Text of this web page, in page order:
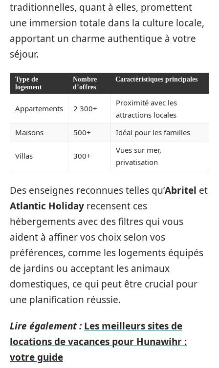
traditionnelles, quant à elles, promettent
une immersion totale dans la culture locale,
apportant un charme authentique à votre
séjour.
Type de
logement
Nombre
d’offres
Caractéristiques principales
Appartements 2 300+
Proximité avec les
attractions locales
Maisons
500+ Idéal pour les familles
Villas 300+
Vues sur mer,
privatisation
Des enseignes reconnues telles qu’Abritel et
Atlantic Holiday recensent ces
hébergements avec des filtres qui vous
aident à affiner vos choix selon vos
préférences, comme les logements équipés
de jardins ou acceptant les animaux
domestiques, ce qui peut être crucial pour
une planification réussie.
Lire également : Les meilleurs sites de
locations de vacances pour Hunawihr :
votre guide